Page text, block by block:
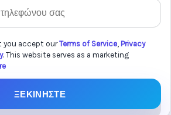
you accept ourTerms of Service, Privacy
. This website serves as a marketing
ΞΕΚΙΝΗΣΤΕ